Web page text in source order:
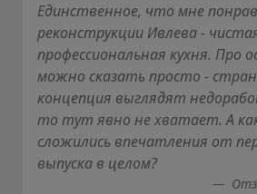
Единственное, что мне
реконструкции Ивлева -
профессиональная кухня. Про
можно сказать просто -
концепция выглядят
то тут явно не хватает. А
сложились впечатления от
выпуска в целом?